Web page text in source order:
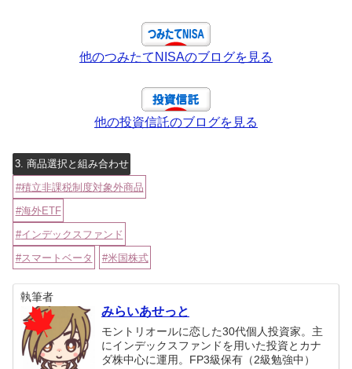
他のつみたてNISAのブログを見る
他の投資信託のブログを見る
3. 商品選択と組み合わせ
積立非課税制度対象外商品
海外ETF
インデックスファンド
スマートベータ 米国株式
執筆者
みらいあせっと
モントリオールに恋した30代個人投資家。主
にインデックスファンドを用いた投資とカナ
ダ株中心に運用。FP3級保有（2級勉強中）